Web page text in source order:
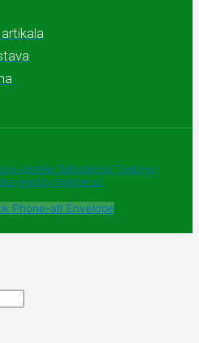
Apoteke "Belladonna" Trebinje |
by Webherzz
Phone-alt Envelope